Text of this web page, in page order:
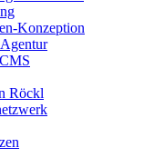
Konzeption
Röckl